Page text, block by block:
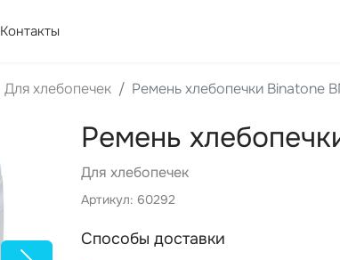
Контакты
Для хлебопечек Ремень хлебопечки Binatone
Ремень
Для хлебопечек
Артикул: 60292
Способы доставки